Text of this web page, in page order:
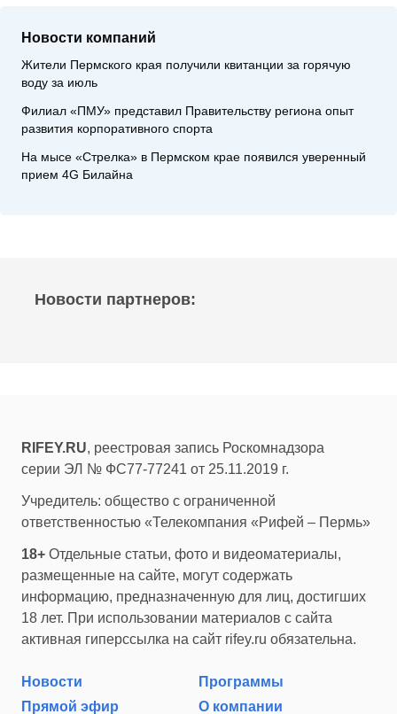
Новости компаний
Жители Пермского края получили квитанции за горячую
воду за июль
Филиал «ПМУ» представил Правительству региона опыт
развития корпоративного спорта
На мысе «Стрелка» в Пермском крае появился уверенный
прием 4G Билайна
Новости партнеров:
RIFEY.RU, реестровая запись Роскомнадзора
серии ЭЛ № ФС77-77241 от 25.11.2019 г.
Учредитель: общество с ограниченной
ответственностью «Телекомпания «Рифей – Пермь»
18+ Отдельные статьи, фото и видеоматериалы,
размещенные на сайте, могут содержать
информацию, предназначенную для лиц, достигших
18 лет. При использовании материалов с сайта
активная гиперссылка на сайт rifey.ru обязательна.
Новости
Программы
Прямой эфир
О компании